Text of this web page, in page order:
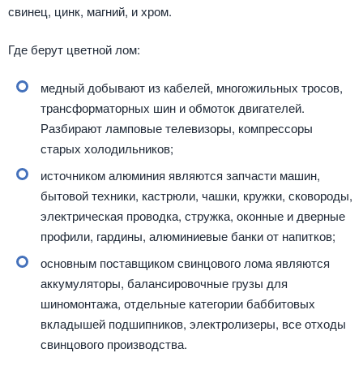
свинец, цинк, магний, и хром.
Где берут цветной лом:
медный добывают из кабелей, многожильных тросов,
трансформаторных шин и обмоток двигателей.
Разбирают ламповые телевизоры, компрессоры
старых холодильников;
источником алюминия являются запчасти машин,
бытовой техники, кастрюли, чашки, кружки, сковороды,
электрическая проводка, стружка, оконные и дверные
профили, гардины, алюминиевые банки от напитков;
основным поставщиком свинцового лома являются
аккумуляторы, балансировочные грузы для
шиномонтажа, отдельные категории баббитовых
вкладышей подшипников, электролизеры, все отходы
свинцового производства.